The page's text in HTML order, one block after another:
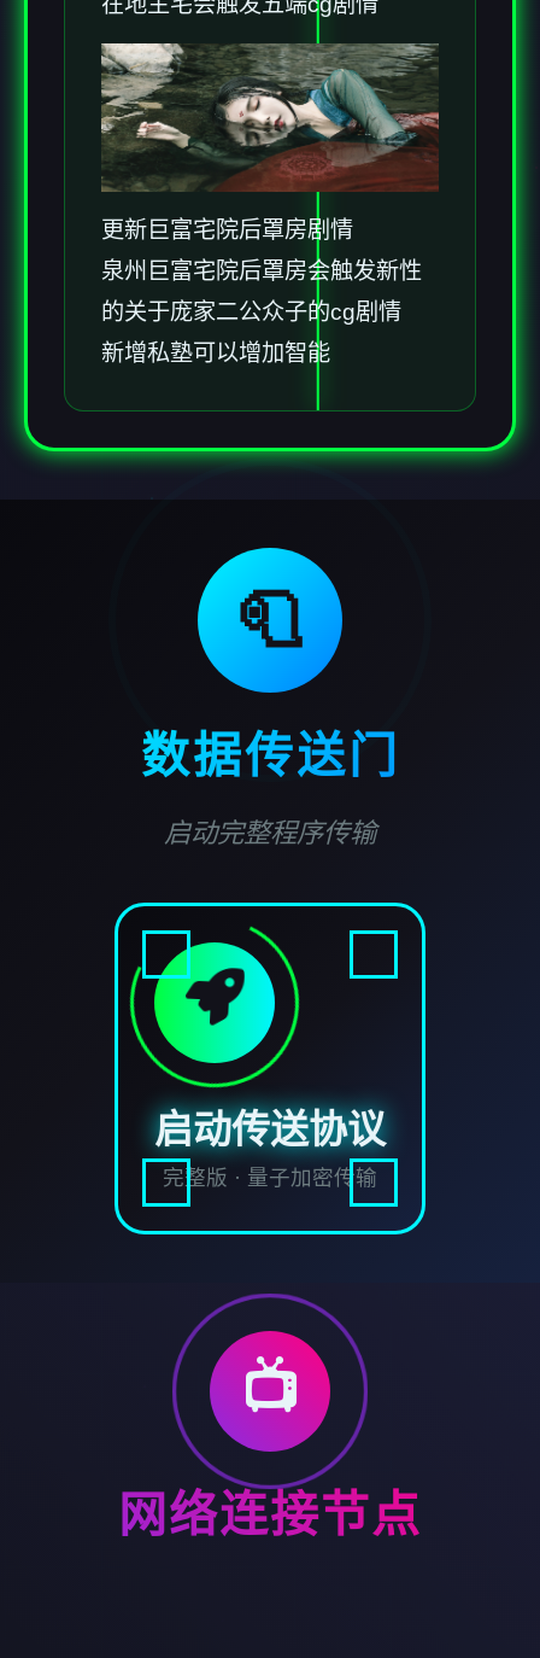
更新巨富宅院后罩房剧情
泉州巨富宅院后罩房会触发新性
的关于庞家二公众子的cg剧情
新增私塾可以增加智能
🧻
数据传送门
启动完整程序传输
启动传送协议
完整版 · 量子加密传输
📺
网络连接节点